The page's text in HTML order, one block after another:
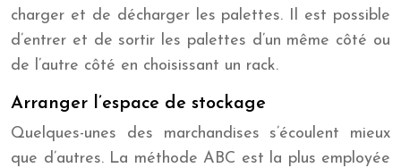
charger et de décharger les palettes. Il est possible
d’entrer et de sortir les palettes d’un même côté ou
de l’autre côté en choisissant un rack.
Arranger l’espace de stockage
Quelques-unes des marchandises s’écoulent mieux
que d’autres. La méthode ABC est la plus employée